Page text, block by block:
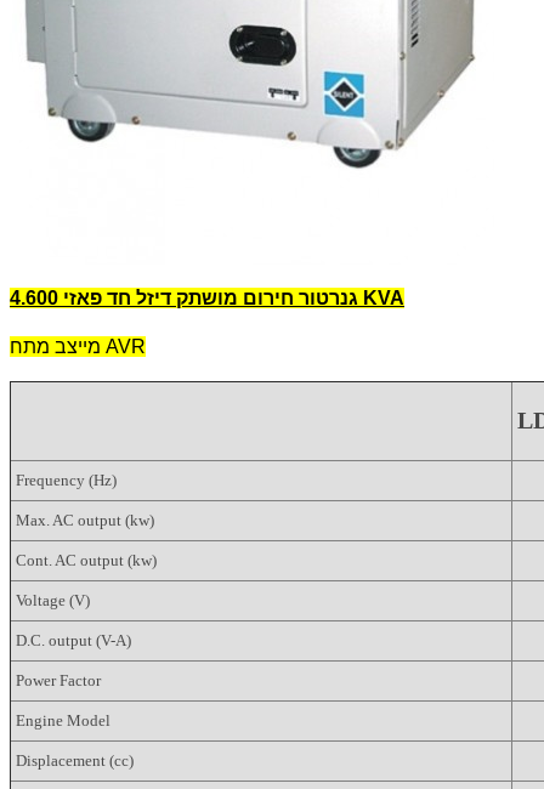
גנרטור חירום מושתק דיזל חד פאזי 4.600 KVA
מייצב מתח AVR
Frequency (Hz)
Max. AC output (kw)
Cont. AC output (kw)
Voltage (V)
D.C. output (V-A)
Power Factor
Engine Model
Displacement (cc)